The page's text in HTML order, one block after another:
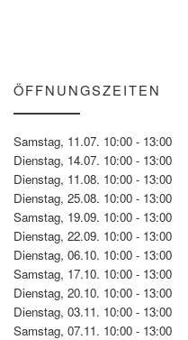
ÖFFNUNGSZEITEN
Samstag, 11.07. 10:00 - 13:00
Dienstag, 14.07. 10:00 - 13:00
Dienstag, 11.08. 10:00 - 13:00
Dienstag, 25.08. 10:00 - 13:00
Samstag, 19.09. 10:00 - 13:00
Dienstag, 22.09. 10:00 - 13:00
Dienstag, 06.10. 10:00 - 13:00
Samstag, 17.10. 10:00 - 13:00
Dienstag, 20.10. 10:00 - 13:00
Dienstag, 03.11. 10:00 - 13:00
Samstag, 07.11. 10:00 - 13:00